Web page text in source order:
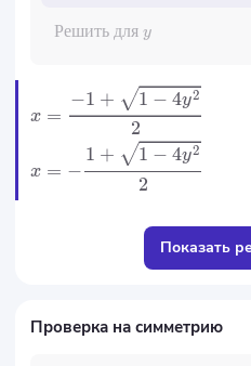
Решить для y
x =
2
−1 + 1 − 4y2
x = −
2
1 + 1 − 4y2
Показать
Проверка на симметрию